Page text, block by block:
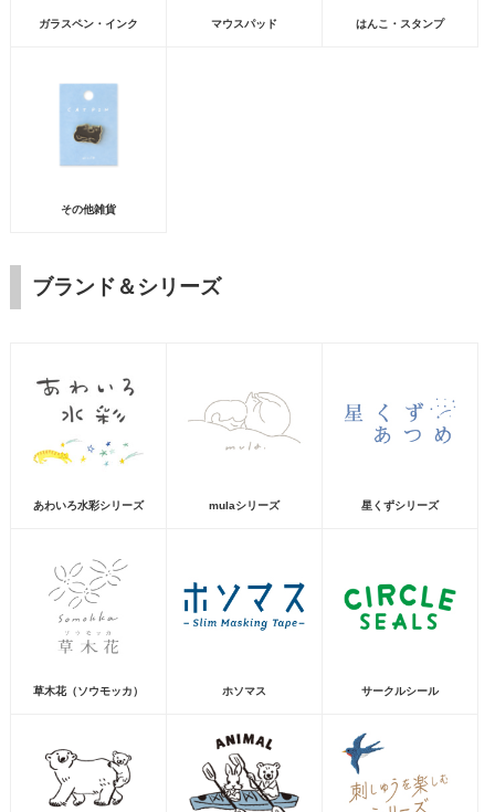
ガラスペン・インク マウスパッド はんこ・スタンプ
その他雑貨
ブランド＆シリーズ
あわいろ水彩シリーズ mulaシリーズ 星くずシリーズ
草木花（ソウモッカ） ホソマス サークルシール